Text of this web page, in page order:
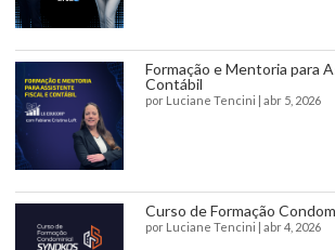
Formação e Mentoria para
Contábil
por Luciane Tencini abr 5, 2026
Curso de Formação
por Luciane Tencini abr 4, 2026